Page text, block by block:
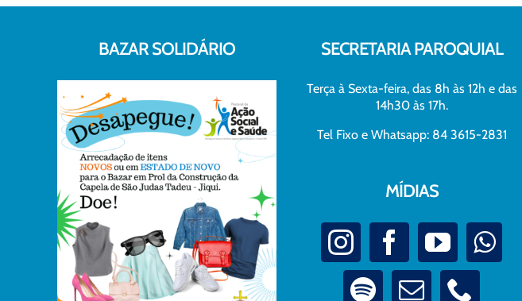
BAZAR SOLIDÁRIO SECRETARIA PAROQUIAL
Terça à Sexta-feira, das 8h às 12h e das
14h30 às 17h.
Tel Fixo e Whatsapp: 84 3615-2831
MÍDIAS